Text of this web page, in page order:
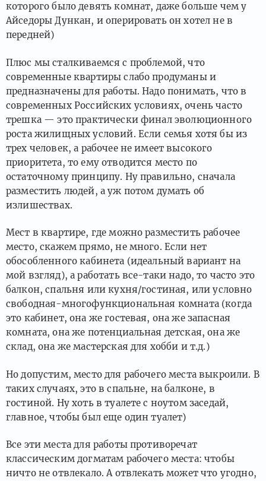
которого было девять комнат, даже больше чем у
Айседоры Дункан, и оперировать он хотел не в
передней)
Плюс мы сталкиваемся с проблемой, что
современные квартиры слабо продуманы и
предназначены для работы. Надо понимать, что в
современных Российских условиях, очень часто
трешка — это практически финал эволюционного
роста жилищных условий. Если семья хотя бы из
трех человек, а рабочее не имеет высокого
приоритета, то ему отводится место по
остаточному принципу. Ну правильно, сначала
разместить людей, а уж потом думать об
излишествах.
Мест в квартире, где можно разместить рабочее
место, скажем прямо, не много. Если нет
обособленного кабинета (идеальный вариант на
мой взгляд), а работать все-таки надо, то часто это
балкон, спальня или кухня/гостиная, или условно
свободная-многофункциональная комната (когда
это кабинет, она же гостевая, она же запасная
комната, она же потенциальная детская, она же
склад, она же мастерская для хобби и т.д.)
Но допустим, место для рабочего места выкроили. В
таких случаях, это в спальне, на балконе, в
гостиной. Ну хоть в туалете с ноутом заседай,
главное, чтобы был еще один туалет)
Все эти места для работы противоречат
классическим догматам рабочего места: чтобы
ничто не отвлекало. А отвлекать может что угодно,